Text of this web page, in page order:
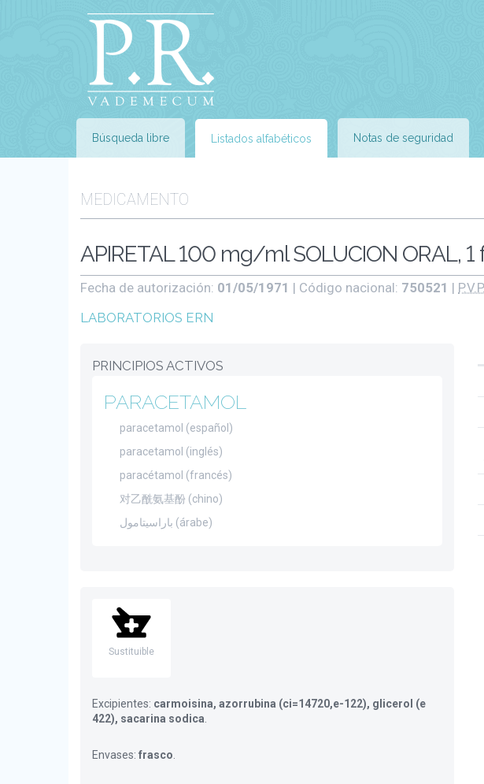
Búsqueda libre Listados alfabéticos Notas de seguridad
MEDICAMENTO
APIRETAL 100 mg/ml SOLUCION ORAL,
Fecha de autorización: 01/05/1971 | Código nacional: 750521 | P.V.P.
LABORATORIOS ERN
PRINCIPIOS ACTIVOS
PARACETAMOL
paracetamol (español)
paracetamol (inglés)
paracétamol (francés)
对乙酰氨基酚 (chino)
باراسيتامول (árabe)
Sustituible
Excipientes: carmoisina, azorrubina (ci=14720,e-122), glicerol (e
422), sacarina sodica
Envases: frasco